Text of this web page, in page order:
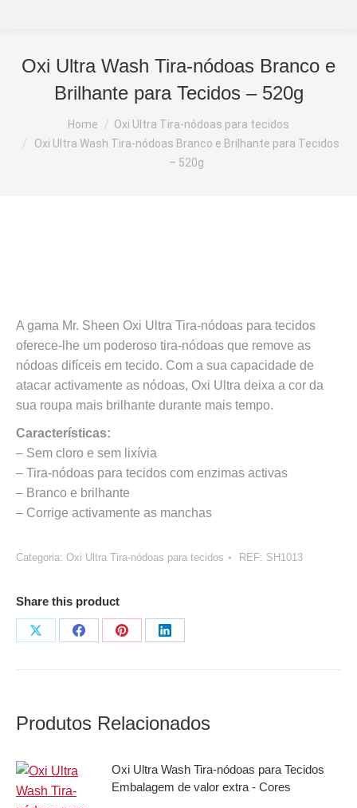
Oxi Ultra Wash Tira-nódoas Branco e
Brilhante para Tecidos – 520g
You are here:
Home
Oxi Ultra Tira-nódoas para tecidos
Oxi Ultra Wash Tira-nódoas Branco e Brilhante para Tecidos
– 520g
A gama Mr. Sheen Oxi Ultra Tira-nódoas para tecidos
oferece-lhe um poderoso tira-nódoas que remove as
nódoas difíceis em tecido. Com a sua capacidade de
atacar activamente as nódoas, Oxi Ultra deixa a cor da
sua roupa mais brilhante durante mais tempo.
Características:
– Sem cloro e sem lixívia
– Tira-nódoas para tecidos com enzimas activas
– Branco e brilhante
– Corrige activamente as manchas
Categoria: Oxi Ultra Tira-nódoas para tecidos REF: SH1013
Share this product
Share
Share
Share
Share
Produtos Relacionados
Oxi Ultra Wash Tira-nódoas para Tecidos
Embalagem de valor extra - Cores